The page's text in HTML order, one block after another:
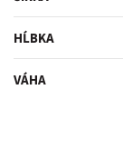
HĹBKA
VÁHA